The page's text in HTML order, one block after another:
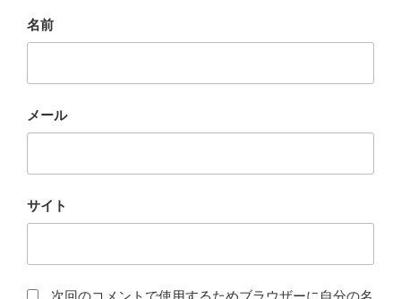
名前
メール
サイト
次回のコメントで使用するためブラウザーに自分の名